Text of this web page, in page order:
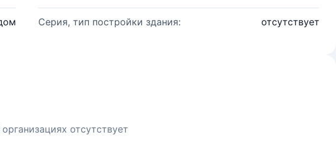
Серия, тип постройки здания: отсутствует
отсутствует